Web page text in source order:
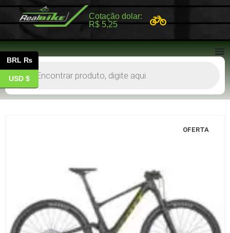
Cotação dolar:
R$ 5,25
OFERTA
BRL ₨
USD $